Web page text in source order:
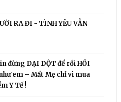
RA ĐI - TÌNH YÊU VẪN
đừng DẠI DỘT để rồi HỐI
em – Mất Mẹ chỉ vì mua
Y Tế !